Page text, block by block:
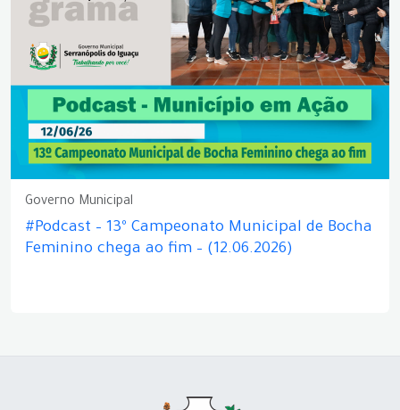
Governo Municipal
#Podcast – 13º Campeonato Municipal de Bocha
Feminino chega ao fim – (12.06.2026)